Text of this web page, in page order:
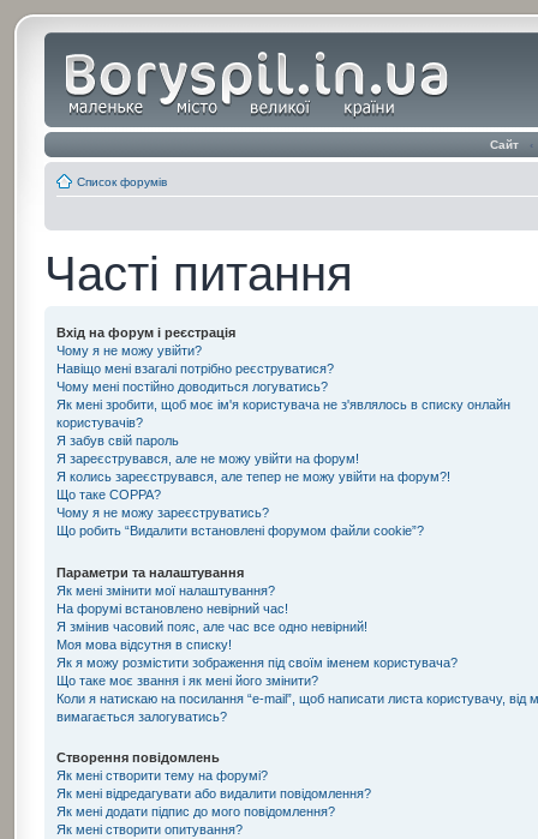
Сайт ‹
Список форумів
Часті питання
Вхід на форум і реєстрація
Чому я не можу увійти?
Навіщо мені взагалі потрібно реєструватися?
Чому мені постійно доводиться логуватись?
Як мені зробити, щоб моє ім'я користувача не з'являлось в списку онлайн
користувачів?
Я забув свій пароль
Я зареєструвався, але не можу увійти на форум!
Я колись зареєструвався, але тепер не можу увійти на форум?!
Що таке COPPA?
Чому я не можу зареєструватись?
Що робить “Видалити встановлені форумом файли cookie”?
Параметри та налаштування
Як мені змінити мої налаштування?
На форумі встановлено невірний час!
Я змінив часовий пояс, але час все одно невірний!
Моя мова відсутня в списку!
Як я можу розмістити зображення під своїм іменем користувача?
Що таке моє звання і як мені його змінити?
Коли я натискаю на посилання “e-mail”, щоб написати листа користувачу, від
вимагається залогуватись?
Створення повідомлень
Як мені створити тему на форумі?
Як мені відредагувати або видалити повідомлення?
Як мені додати підпис до мого повідомлення?
Як мені створити опитування?